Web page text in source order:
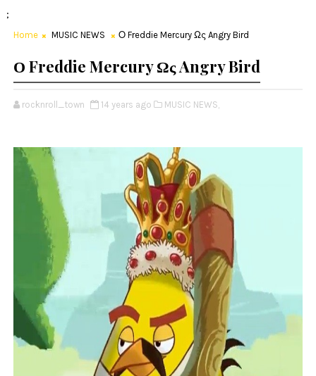
;
Home MUSIC NEWS Ο Freddie Mercury Ως Angry Bird
Ο Freddie Mercury Ως Angry Bird
rocknroll_town 14 years ago MUSIC NEWS,